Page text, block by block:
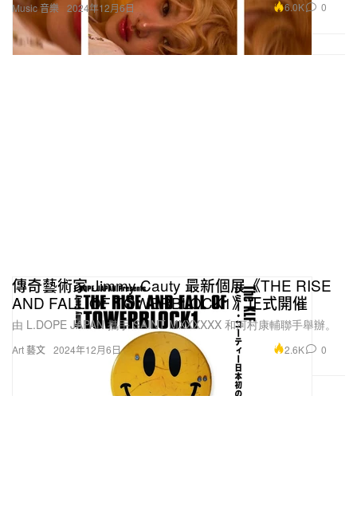
Music 音樂 2024年12月6日 6.0K 0
Art 藝文
傳奇藝術家 Jimmy Cauty 最新個展《THE RISE
AND FALL OF TOWERBLOCK1》正式開催
由 L.DOPE JAPAN 攜手 SAINT MXXXXXX 和河村康輔聯手舉辦。
2024年12月6日 2.6K 0